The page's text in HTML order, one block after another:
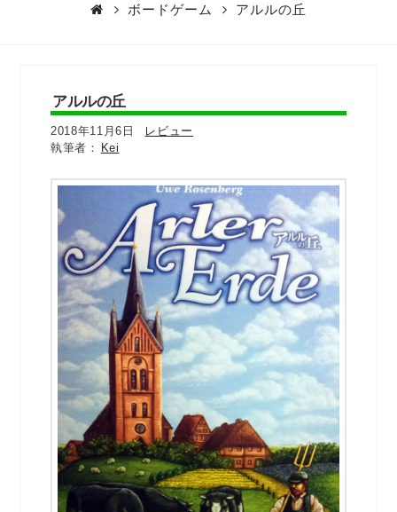
ボードゲーム アルルの丘
アルルの丘
2018年11月6日
レビュー
Kei